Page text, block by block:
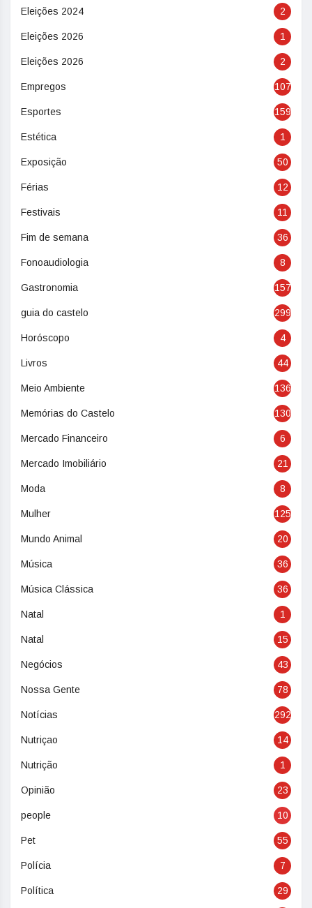
Eleições 2024 2
Eleições 2026 1
Eleições 2026 2
Empregos 107
Esportes 159
Estética 1
Exposição 50
Férias 12
Festivais 11
Fim de semana 36
Fonoaudiologia 8
Gastronomia 157
guia do castelo 299
Horóscopo 4
Livros 44
Meio Ambiente 136
Memórias do Castelo 130
Mercado Financeiro 6
Mercado Imobiliário 21
Moda 8
Mulher 125
Mundo Animal 20
Música 36
Música Clássica 36
Natal 1
Natal 15
Negócios 43
Nossa Gente 78
Notícias 292
Nutriçao 14
Nutrição 1
Opinião 23
people 10
Pet 55
Polícia 7
Política 29